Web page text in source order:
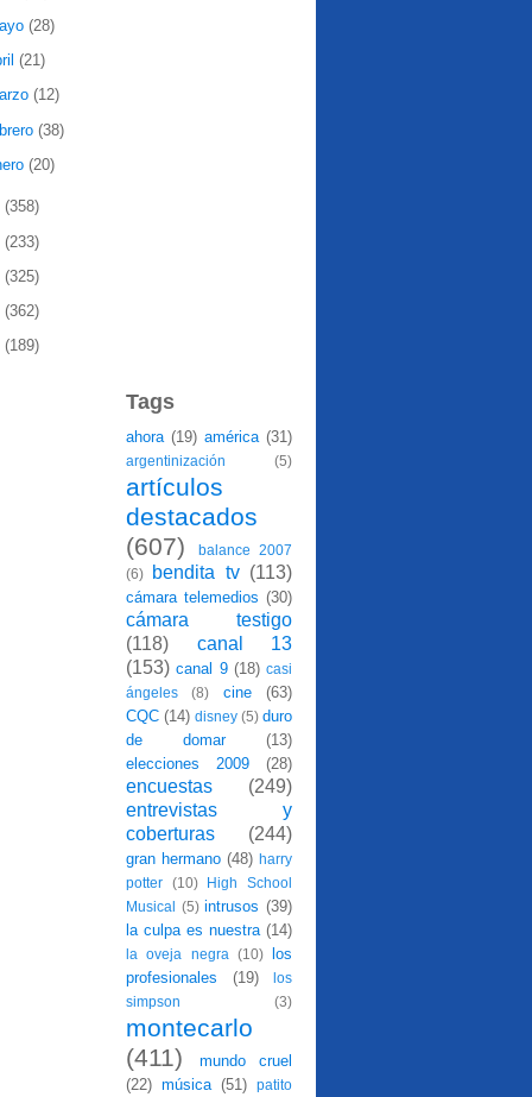
(28)
(21)
(12)
(38)
(20)
(358)
(233)
(325)
(362)
(189)
Tags
ahora (19) américa (31)
argentinización (5)
artículos
destacados
(607)
balance 2007
(6)
bendita tv (113)
cámara telemedios (30)
cámara testigo
(118)
canal 13
(153) canal 9 (18) casi
ángeles
(8) cine
(63)
CQC (14) disney (5) duro
de domar
(13)
elecciones 2009
(28)
encuestas
(249)
entrevistas y
coberturas
(244)
gran hermano (48) harry
potter
(10)
High School
Musical (5) intrusos (39)
la culpa es nuestra (14)
la oveja negra (10) los
profesionales
(19)
los
simpson
(3)
montecarlo
(411)
mundo cruel
(22) música (51)
patito